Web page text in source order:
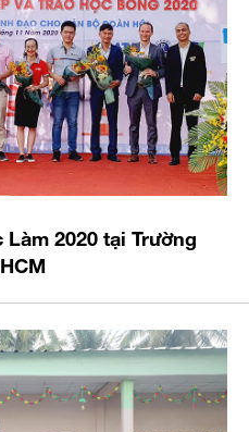
2020 tại Trường